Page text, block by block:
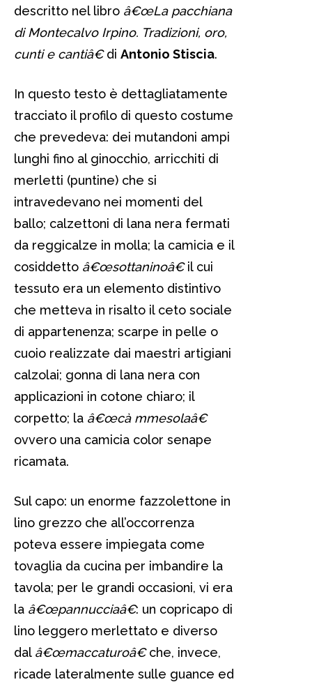
descritto nel libro â€œLa pacchiana
di Montecalvo Irpino. Tradizioni, oro,
cunti e cantiâ€di Antonio Stiscia.
In questo testo è dettagliatamente
tracciato il profilo di questo costume
che prevedeva: dei mutandoni ampi
lunghi fino al ginocchio, arricchiti di
merletti (puntine) che si
intravedevano nei momenti del
ballo; calzettoni di lana nera fermati
da reggicalze in molla; la camicia e il
cosiddetto â€œsottaninoâ€il cui
tessuto era un elemento distintivo
che metteva in risalto il ceto sociale
di appartenenza; scarpe in pelle o
cuoio realizzate dai maestri artigiani
calzolai; gonna di lana nera con
applicazioni in cotone chiaro; il
corpetto; la â€œcà mmesolaâ€
ovvero una camicia color senape
ricamata.
Sul capo: un enorme fazzolettone in
lino grezzo che all’occorrenza
poteva essere impiegata come
tovaglia da cucina per imbandire la
tavola; per le grandi occasioni, vi era
la â€œpannucciaâ€: un copricapo di
lino leggero merlettato e diverso
dal â€œmaccaturoâ€che, invece,
ricade lateralmente sulle guance ed